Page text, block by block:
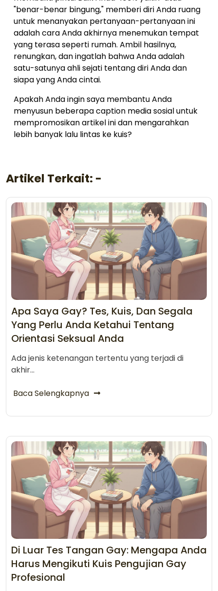
"benar-benar bingung," memberi diri Anda ruang
untuk menanyakan pertanyaan-pertanyaan ini
adalah cara Anda akhirnya menemukan tempat
yang terasa seperti rumah. Ambil hasilnya,
renungkan, dan ingatlah bahwa Anda adalah
satu-satunya ahli sejati tentang diri Anda dan
siapa yang Anda cintai.
Apakah Anda ingin saya membantu Anda
menyusun beberapa caption media sosial untuk
mempromosikan artikel ini dan mengarahkan
lebih banyak lalu lintas ke kuis?
Artikel Terkait: -
Apa Saya Gay? Tes, Kuis, Dan Segala
Yang Perlu Anda Ketahui Tentang
Orientasi Seksual Anda
Ada jenis ketenangan tertentu yang terjadi di
akhir…
Baca Selengkapnya
Di Luar Tes Tangan Gay: Mengapa Anda
Harus Mengikuti Kuis Pengujian Gay
Profesional